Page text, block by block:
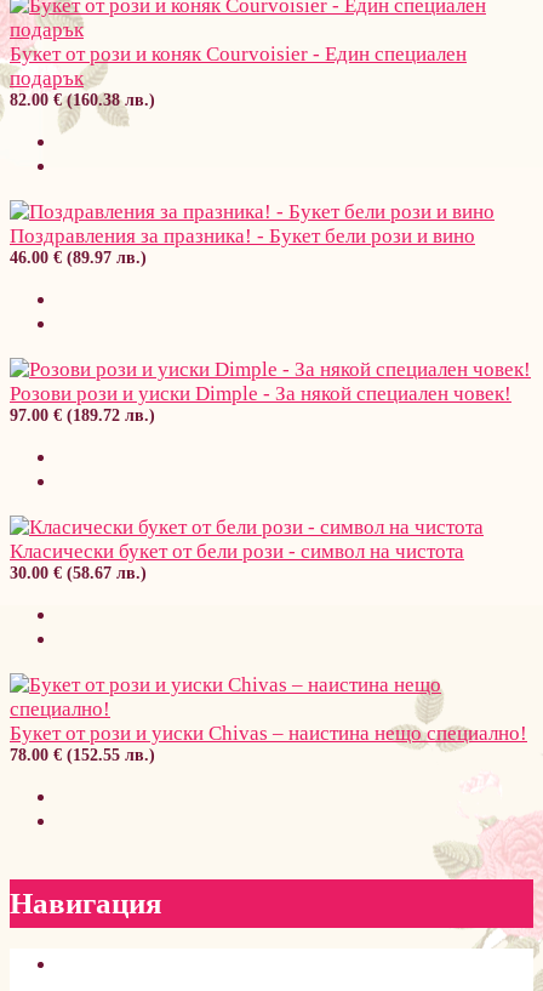
Букет от рози и коняк Courvoisier - Един специален
подарък
82.00 € (160.38 лв.)
Поздравления за празника! - Букет бели рози и вино
46.00 € (89.97 лв.)
Розови рози и уиски Dimple - За някой специален човек!
97.00 € (189.72 лв.)
Класически букет от бели рози - символ на чистота
30.00 € (58.67 лв.)
Букет от рози и уиски Chivas – наистина нещо специално!
78.00 € (152.55 лв.)
Навигация